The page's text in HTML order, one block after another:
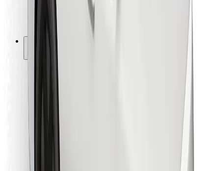
Bolt for Business
Partneri
Podmienky používania
Cookies
Bezpečnosť
Získajte odvoz do pár minút!
Stiahnuť aplikáciu Bolt